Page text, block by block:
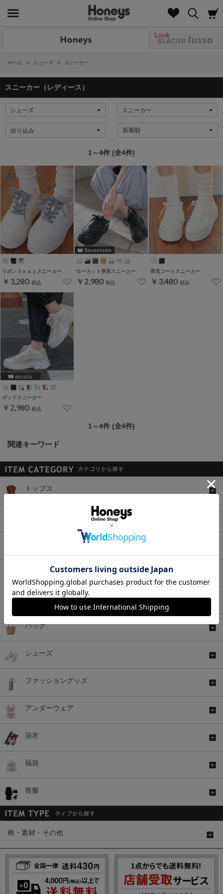
Look
ホーム > シューズ > スニーカー
スニーカー（レディース）
絞り込み
1～4件 (全4件)
リボン３ｗａｙスニーカー
￥3,280 税込
ローカット厚底スニーカー
￥2,980 税込
厚底コートスニーカー
￥3,480 税込
ダッドスニーカー
￥2,980 税込
1～4件 (全4件)
関連キーワード
トップス
セットアップ
アウター
バッグ
シューズ
ファッショングッズ
アンダーウェア
浴衣
福袋
喪服
柄・素材・その他